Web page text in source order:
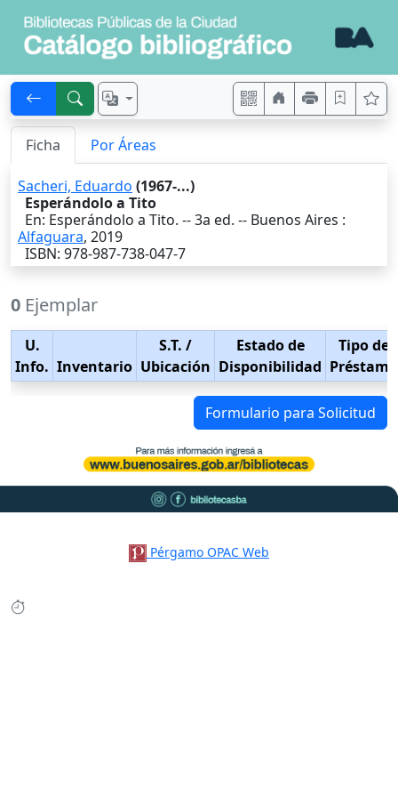
Ficha Por Áreas
Sacheri, Eduardo (1967-...)
Esperándolo a Tito
En: Esperándolo a Tito. -- 3a ed. -- Buenos Aires :
Alfaguara, 2019
ISBN: 978-987-738-047-7
0 Ejemplar
U.
Info. Inventario
S.T. /
Ubicación
Estado de
Disponibilidad
Tipo de
Préstamo
Formulario para Solicitud
Pérgamo OPAC Web